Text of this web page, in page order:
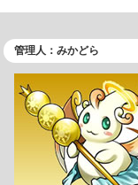
管理人：みかどら